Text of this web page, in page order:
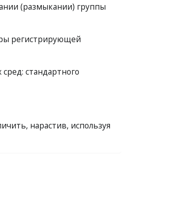
(размыкании) группы
регистрирующей
стандартного
нарастив, используя